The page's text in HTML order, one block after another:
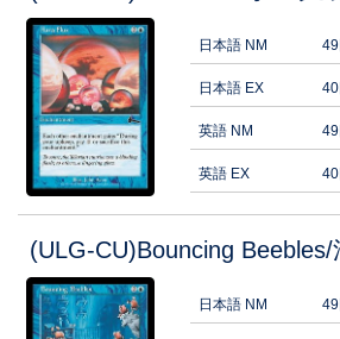
日本語 NM
日本語 EX
英語 NM
英語 EX
(ULG-CU)Bouncing
日本語 NM